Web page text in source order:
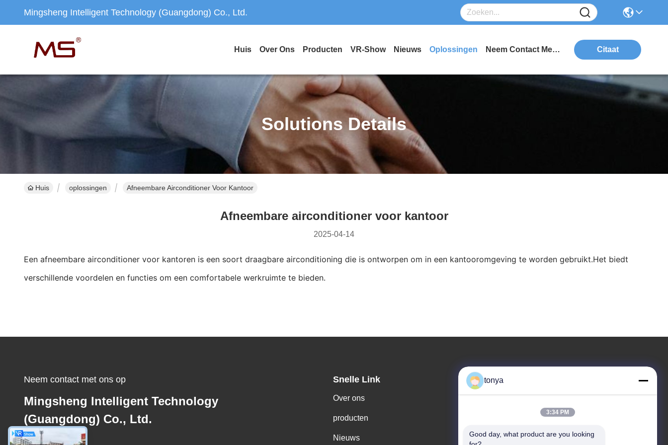
Mingsheng Intelligent Technology (Guangdong) Co., Ltd.
Huis Over Ons Producten VR-Show Nieuws Oplossingen Neem Contact Met Ons Op Citaat
Solutions Details
Huis oplossingen Afneembare Airconditioner Voor Kantoor
Afneembare airconditioner voor kantoor
2025-04-14
Een afneembare airconditioner voor kantoren is een soort draagbare airconditioning die is ontworpen om in een kantooromgeving te worden gebruikt.Het biedt
verschillende voordelen en functies om een comfortabele werkruimte te bieden.
Neem contact met ons op
Mingsheng Intelligent Technology
(Guangdong) Co., Ltd.
E-mail
Snelle Link
Over ons
producten
Nieuws
Ons adres
Eén van Nee.2, Wende Fourth Street, High-tech
Fabrieksadres
tonya
3:34 PM
Good day, what product are you looking